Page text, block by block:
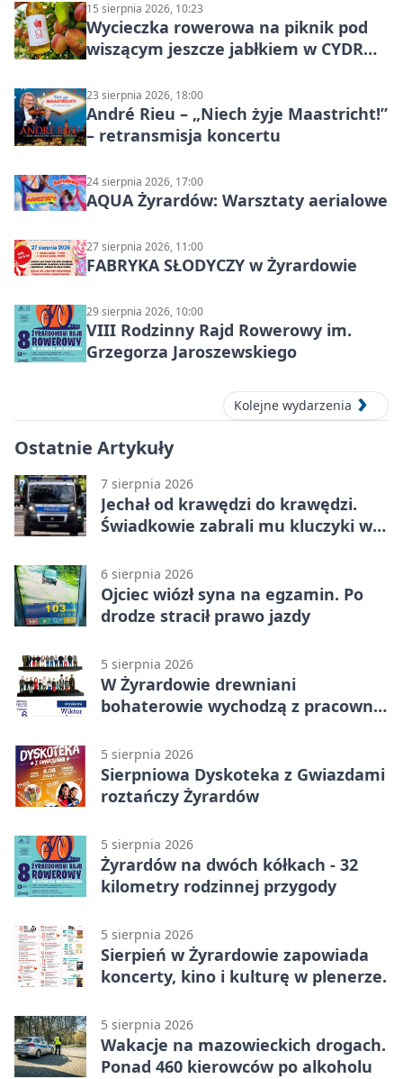
15 sierpnia 2026, 10:23
Wycieczka rowerowa na piknik pod
wiszącym jeszcze jabłkiem w CYDR
23 sierpnia 2026, 18:00
André Rieu – „Niech żyje Maastricht!”
– retransmisja koncertu
24 sierpnia 2026, 17:00
AQUA Żyrardów: Warsztaty aerialowe
27 sierpnia 2026, 11:00
FABRYKA SŁODYCZY w Żyrardowie
29 sierpnia 2026, 10:00
VIII Rodzinny Rajd Rowerowy im.
Grzegorza Jaroszewskiego
Kolejne wydarzenia
Ostatnie Artykuły
7 sierpnia 2026
Jechał od krawędzi do krawędzi.
Świadkowie zabrali mu kluczyki w
6 sierpnia 2026
Ojciec wiózł syna na egzamin. Po
drodze stracił prawo jazdy
5 sierpnia 2026
W Żyrardowie drewniani
bohaterowie wychodzą z pracowni
5 sierpnia 2026
Sierpniowa Dyskoteka z Gwiazdami
roztańczy Żyrardów
5 sierpnia 2026
Żyrardów na dwóch kółkach - 32
kilometry rodzinnej przygody
5 sierpnia 2026
Sierpień w Żyrardowie zapowiada
koncerty, kino i kulturę w plenerze.
5 sierpnia 2026
Wakacje na mazowieckich drogach.
Ponad 460 kierowców po alkoholu